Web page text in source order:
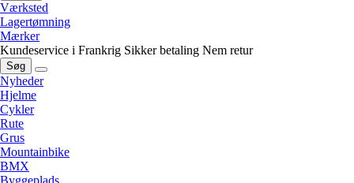
Værksted
Lagertømning
Mærker
Kundeservice i Frankrig Sikker betaling Nem retur
Søg
Nyheder
Hjelme
Cykler
Rute
Grus
Mountainbike
BMX